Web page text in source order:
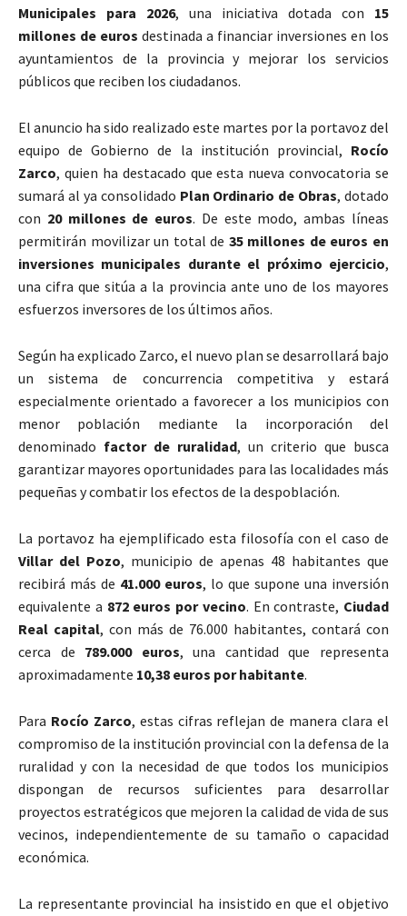
Municipales para 2026, una iniciativa dotada con 15
millones de euros destinada a financiar inversiones en los
ayuntamientos de la provincia y mejorar los servicios
públicos que reciben los ciudadanos.
El anuncio ha sido realizado este martes por la portavoz del
equipo de Gobierno de la institución provincial, Rocío
Zarco, quien ha destacado que esta nueva convocatoria se
sumará al ya consolidado Plan Ordinario de Obras, dotado
con 20 millones de euros. De este modo, ambas líneas
permitirán movilizar un total de 35 millones de euros en
inversiones municipales durante el próximo ejercicio,
una cifra que sitúa a la provincia ante uno de los mayores
esfuerzos inversores de los últimos años.
Según ha explicado Zarco, el nuevo plan se desarrollará bajo
un sistema de concurrencia competitiva y estará
especialmente orientado a favorecer a los municipios con
menor población mediante la incorporación del
denominado factor de ruralidad, un criterio que busca
garantizar mayores oportunidades para las localidades más
pequeñas y combatir los efectos de la despoblación.
La portavoz ha ejemplificado esta filosofía con el caso de
Villar del Pozo, municipio de apenas 48 habitantes que
recibirá más de 41.000 euros, lo que supone una inversión
equivalente a 872 euros por vecino. En contraste, Ciudad
Real capital, con más de 76.000 habitantes, contará con
cerca de 789.000 euros, una cantidad que representa
aproximadamente 10,38 euros por habitante.
Para Rocío Zarco, estas cifras reflejan de manera clara el
compromiso de la institución provincial con la defensa de la
ruralidad y con la necesidad de que todos los municipios
dispongan de recursos suficientes para desarrollar
proyectos estratégicos que mejoren la calidad de vida de sus
vecinos, independientemente de su tamaño o capacidad
económica.
La representante provincial ha insistido en que el objetivo